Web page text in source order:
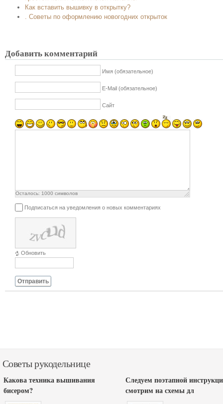
Как вставить вышивку в открытку?
. Советы по оформлению новогодних открыток
Добавить комментарий
Имя (обязательное)
E-Mail (обязательное)
Сайт
Осталось: 1000 символов
Подписаться на уведомления о новых комментариях
Обновить
Отправить
Советы рукодельнице
Какова техника вышивания
бисером?
Следуем поэтапной
смотрим на схемы дл